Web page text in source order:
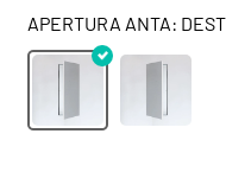
APERTURA ANTA: